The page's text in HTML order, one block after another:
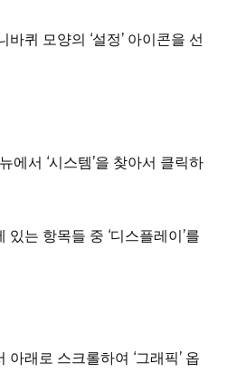
퀴 모양의 ‘설정’ 아이콘을 선
에서 ‘시스템’을 찾아서 클릭하
는 항목들 중 ‘디스플레이’를
래로 스크롤하여 ‘그래픽’ 옵